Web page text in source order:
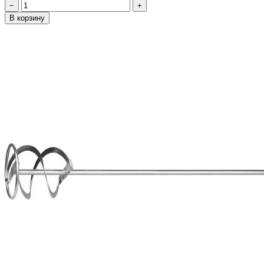
−
+
В корзину